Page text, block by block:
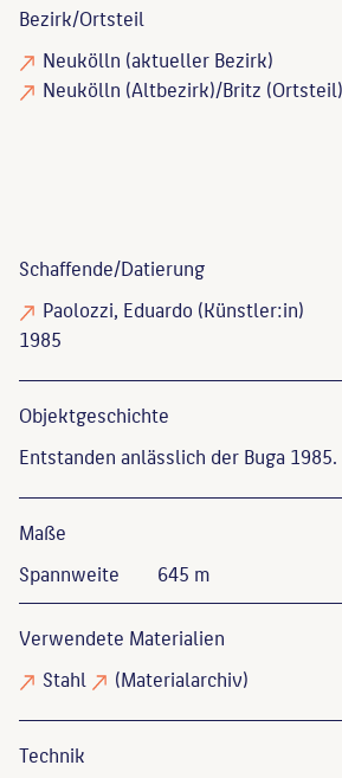
Bezirk/Ortsteil
Neukölln (aktueller Bezirk)
Neukölln (Altbezirk)/Britz (Ortsteil)
Schaffende/Datierung
Paolozzi, Eduardo (Künstler:in)
1985
Objekt­geschichte
Entstanden anlässlich der Buga 1985.
Maße
Spannweite
645 m
Verwendete Materialien
Stahl
(Materialarchiv)
Technik